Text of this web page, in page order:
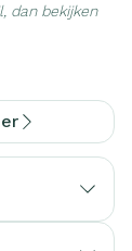
dan bekijken